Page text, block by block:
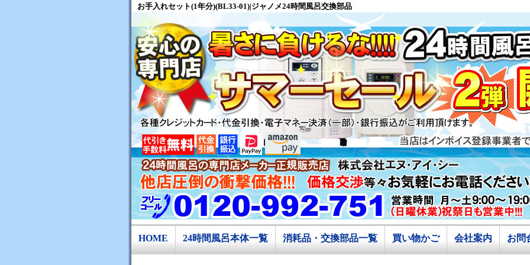
お手入れセット(1年分)(BL33-01)|ジャノメ24時間風呂交換部品
HOME 24時間風呂本体一覧 消耗品・交換部品一覧 買い物かご 会社案内 お問